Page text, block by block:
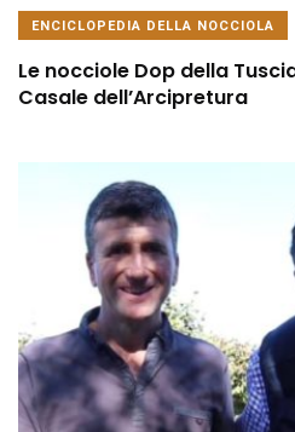
ENCICLOPEDIA DELLA NOCCIOLA
Le nocciole Dop della
Casale dell’Arcipretura